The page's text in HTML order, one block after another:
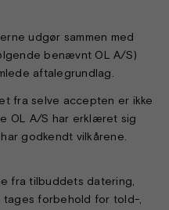
udgør sammen med
benævnt OL A/S)
aftalegrundlag.
fra selve accepten er ikke
OL A/S har erklæret sig
godkendt vilkårene.
fra tilbuddets datering,
tages forbehold for told-,